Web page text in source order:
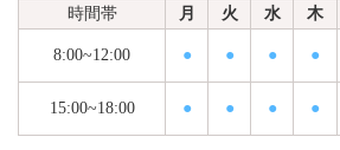
時間帯 月 火 水 木
8:00~12:00 ● ● ● ●
15:00~18:00 ● ● ● ●